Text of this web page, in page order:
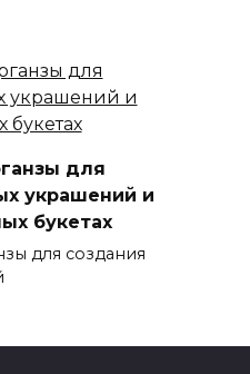
для
украшений и
букетах
для создания